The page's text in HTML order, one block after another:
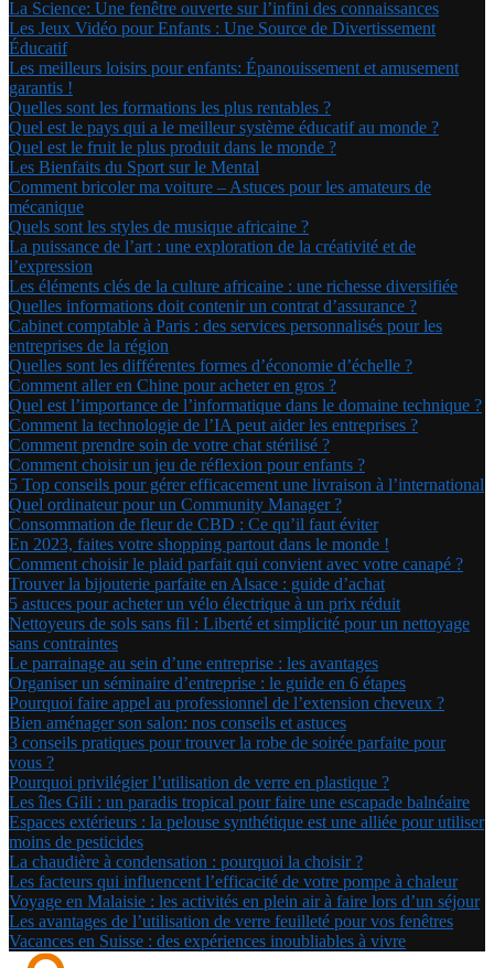
La Science: Une fenêtre ouverte sur l’infini des connaissances
Les Jeux Vidéo pour Enfants : Une Source de Divertissement
Éducatif
Les meilleurs loisirs pour enfants: Épanouissement et amusement
garantis !
Quelles sont les formations les plus rentables ?
Quel est le pays qui a le meilleur système éducatif au monde ?
Quel est le fruit le plus produit dans le monde ?
Les Bienfaits du Sport sur le Mental
Comment bricoler ma voiture – Astuces pour les amateurs de
mécanique
Quels sont les styles de musique africaine ?
La puissance de l’art : une exploration de la créativité et de
l’expression
Les éléments clés de la culture africaine : une richesse diversifiée
Quelles informations doit contenir un contrat d’assurance ?
Cabinet comptable à Paris : des services personnalisés pour les
entreprises de la région
Quelles sont les différentes formes d’économie d’échelle ?
Comment aller en Chine pour acheter en gros ?
Quel est l’importance de l’informatique dans le domaine technique ?
Comment la technologie de l’IA peut aider les entreprises ?
Comment prendre soin de votre chat stérilisé ?
Comment choisir un jeu de réflexion pour enfants ?
5 Top conseils pour gérer efficacement une livraison à l’international
Quel ordinateur pour un Community Manager ?
Consommation de fleur de CBD : Ce qu’il faut éviter
En 2023, faites votre shopping partout dans le monde !
Comment choisir le plaid parfait qui convient avec votre canapé ?
Trouver la bijouterie parfaite en Alsace : guide d’achat
5 astuces pour acheter un vélo électrique à un prix réduit
Nettoyeurs de sols sans fil : Liberté et simplicité pour un nettoyage
sans contraintes
Le parrainage au sein d’une entreprise : les avantages
Organiser un séminaire d’entreprise : le guide en 6 étapes
Pourquoi faire appel au professionnel de l’extension cheveux ?
Bien aménager son salon: nos conseils et astuces
3 conseils pratiques pour trouver la robe de soirée parfaite pour
vous ?
Pourquoi privilégier l’utilisation de verre en plastique ?
Les îles Gili : un paradis tropical pour faire une escapade balnéaire
Espaces extérieurs : la pelouse synthétique est une alliée pour utiliser
moins de pesticides
La chaudière à condensation : pourquoi la choisir ?
Les facteurs qui influencent l’efficacité de votre pompe à chaleur
Voyage en Malaisie : les activités en plein air à faire lors d’un séjour
Les avantages de l’utilisation de verre feuilleté pour vos fenêtres
Vacances en Suisse : des expériences inoubliables à vivre